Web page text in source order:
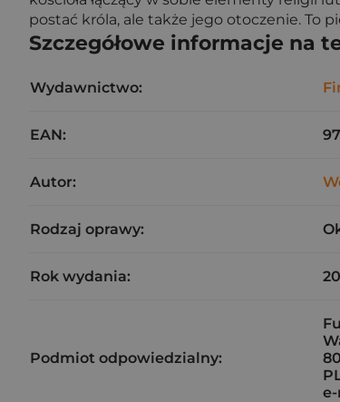
postać króla, ale także jego otoczenie. To
Szczegółowe informacje na
Wydawnictwo:
EAN:
Autor:
Rodzaj oprawy:
Rok wydania:
Podmiot odpowiedzialny: